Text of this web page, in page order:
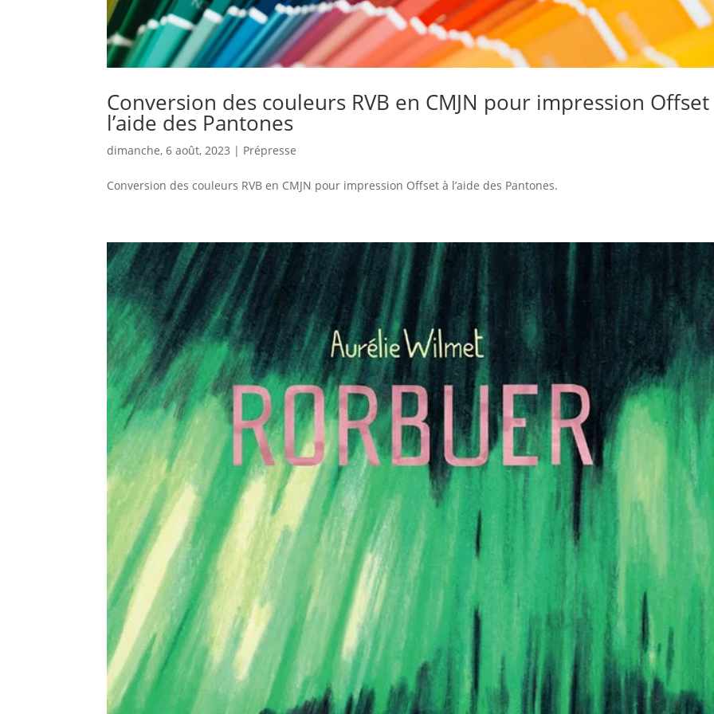
Conversion des couleurs RVB en CMJN pour impression Offset
l’aide des Pantones
dimanche, 6 août, 2023 | Prépresse
Conversion des couleurs RVB en CMJN pour impression Offset à l’aide des Pantones.